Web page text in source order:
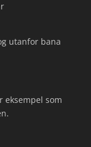
utanfor bana
eksempel som